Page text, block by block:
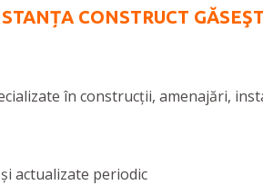
CONSTRUCT
în construcţii, amenajări,
actualizate periodic